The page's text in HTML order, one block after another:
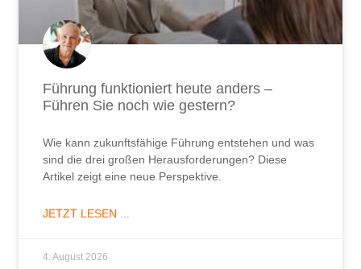
Führung funktioniert heute anders –
Führen Sie noch wie gestern?
Wie kann zukunftsfähige Führung entstehen und was
sind die drei großen Herausforderungen? Diese
Artikel zeigt eine neue Perspektive.
JETZT LESEN ...
4. August 2026